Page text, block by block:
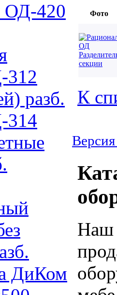
ОД-420
разб.
ДиКом
Фото
К
Наш